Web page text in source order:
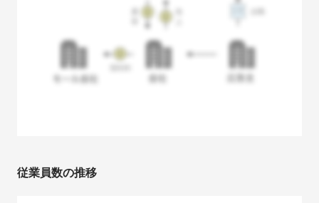
従業員数の推移